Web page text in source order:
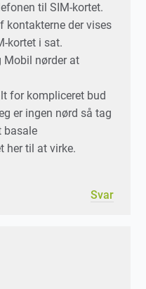
til SIM-kortet.
kontakterne der vises
kortet i sat.
Mobil nørder at
for kompliceret bud
er ingen nørd så tag
basale
her til at virke.
Svar